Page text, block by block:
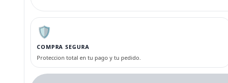
🛡️
COMPRA SEGURA
Proteccion total en tu pago y tu pedido.